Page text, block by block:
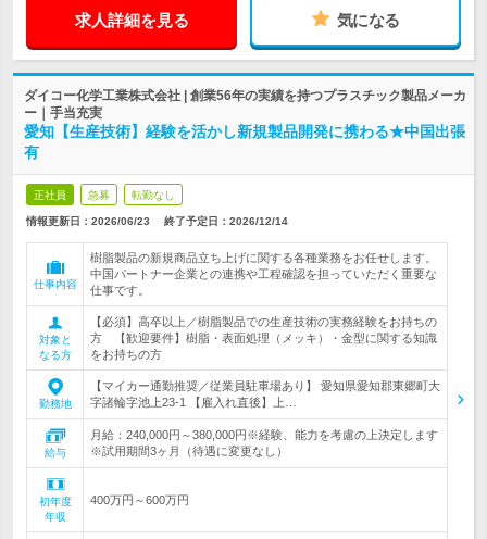
求人詳細を見る 気になる
ダイコー化学工業株式会社 | 創業56年の実績を持つプラスチック製品メーカ
ー｜手当充実
愛知【生産技術】経験を活かし新規製品開発に携わる★中国出張
有
正社員 急募 転勤なし
情報更新日：2026/06/23 終了予定日： 2026/12/14
仕事内容
樹脂製品の新規商品立ち上げに関する各種業務をお任せします。
中国パートナー企業との連携や工程確認を担っていただく重要な
仕事です。
対象と
なる方
【必須】高卒以上／樹脂製品での生産技術の実務経験をお持ちの
方 【歓迎要件】樹脂・表面処理（メッキ）・金型に関する知識
をお持ちの方
勤務地
【マイカー通勤推奨／従業員駐車場あり】 愛知県愛知郡東郷町大
字諸輪字池上23-1 【雇入れ直後】上…
給与
月給：240,000円～380,000円※経験、能力を考慮の上決定します
※試用期間3ヶ月（待遇に変更なし）
初年度
年収
400万円～600万円